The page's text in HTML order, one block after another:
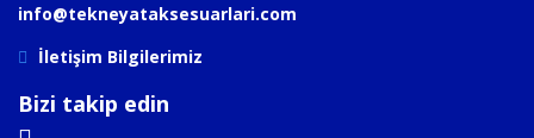
info@tekneyataksesuarlari.com
İletişim Bilgilerimiz
Bizi takip edin